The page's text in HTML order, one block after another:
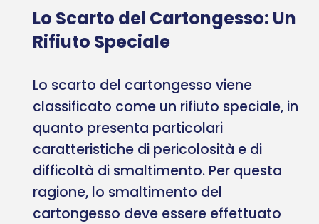
Lo Scarto del Cartongesso: Un
Rifiuto Speciale
Lo scarto del cartongesso viene
classificato come un rifiuto speciale, in
quanto presenta particolari
caratteristiche di pericolosità e di
difficoltà di smaltimento. Per questa
ragione, lo smaltimento del
cartongesso deve essere effettuato